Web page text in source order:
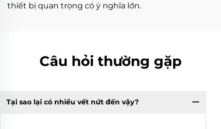
thiết bị quan trọng có ý nghĩa lớn.
Câu hỏi thường gặp
Tại sao lại có nhiều vết nứt đến vậy?